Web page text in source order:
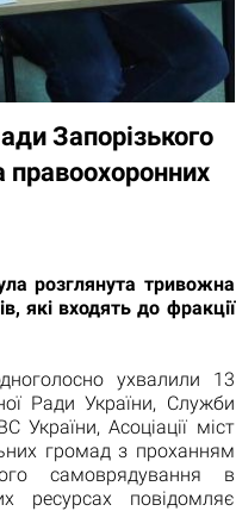
Запорізького
правоохоронних
розглянута тривожна
які входять до фракції
ухвалили 13
Ради України, Служби
Асоціації міст
громад з проханням
самоврядування в
ресурсах повідомляє